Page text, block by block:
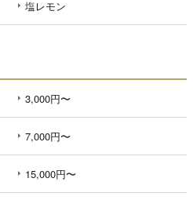
塩レモン
3,000円〜
7,000円〜
15,000円〜